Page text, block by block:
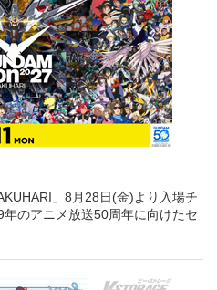
」8月28日(金)より入場チ
のアニメ放送50周年に向けたセ